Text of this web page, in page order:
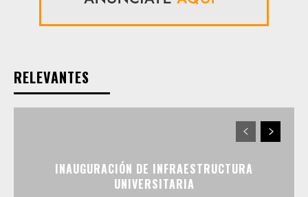
RELEVANTES
INAUGURACIÓN DE INFRAESTRUCTURA
UNIVERSITARIA